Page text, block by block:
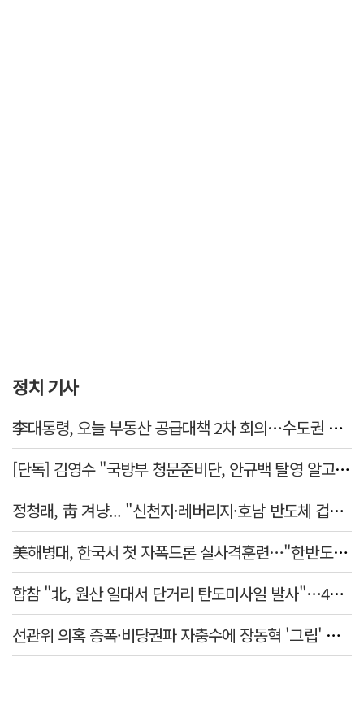
정치 기사
李대통령, 오늘 부동산 공급대책 2차 회의…수도권 공급안 논의
[단독] 김영수 "국방부 청문준비단, 안규백 탈영 알고있었다"
정청래, 靑 겨냥... "신천지·레버리지·호남 반도체 겁박 사과하라"
美해병대, 한국서 첫 자폭드론 실사격훈련…"한반도 지형 학습"
합참 "北, 원산 일대서 단거리 탄도미사일 발사"…42일 만
선관위 의혹 증폭·비당권파 자충수에 장동혁 '그립' 더 강해졌다